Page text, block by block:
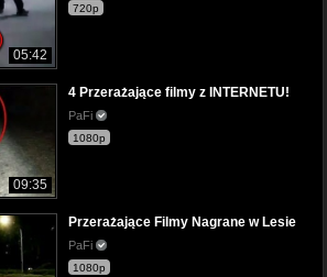
05:42
720p
09:35
4 Przerażające filmy z INTERNETU!
PaFi
1080p
Przerażające Filmy Nagrane w Lesie
PaFi
1080p